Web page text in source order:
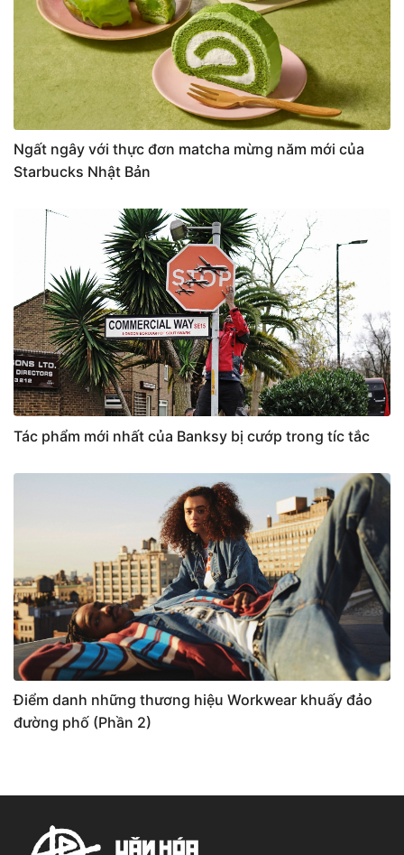
Ngất ngây với thực đơn matcha mừng năm mới của
Starbucks Nhật Bản
Tác phẩm mới nhất của Banksy bị cướp trong tíc tắc
Điểm danh những thương hiệu Workwear khuấy đảo
đường phố (Phần 2)